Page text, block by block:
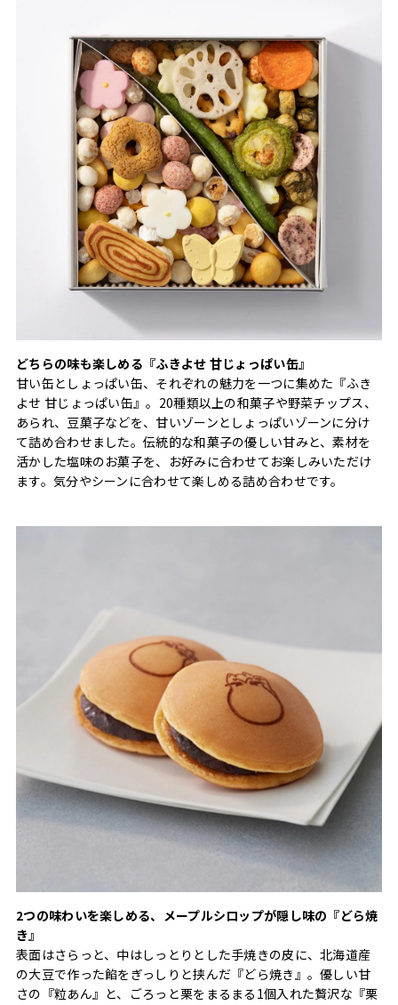
どちらの味も楽しめる『ふきよせ 甘じょっぱい缶』
甘い缶としょっぱい缶、それぞれの魅力を一つに集めた『ふき
よせ 甘じょっぱい缶』。20種類以上の和菓子や野菜チップス、
あられ、豆菓子などを、甘いゾーンとしょっぱいゾーンに分け
て詰め合わせました。伝統的な和菓子の優しい甘みと、素材を
活かした塩味のお菓子を、お好みに合わせてお楽しみいただけ
ます。気分やシーンに合わせて楽しめる詰め合わせです。
2つの味わいを楽しめる、メープルシロップが隠し味の『どら焼
き』
表面はさらっと、中はしっとりとした手焼きの皮に、北海道産
の大豆で作った餡をぎっしりと挟んだ『どら焼き』。優しい甘
さの『粒あん』と、ごろっと栗をまるまる1個入れた贅沢な『栗